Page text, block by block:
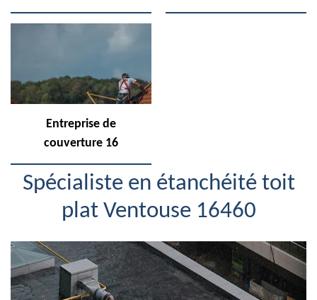
Entreprise de
couverture 16
Spécialiste en étanchéité toit
plat Ventouse 16460